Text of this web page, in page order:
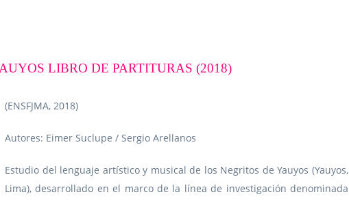
LIBRO DE PARTITURAS (2018)
(ENSFJMA, 2018)
Autores: Eimer Suclupe / Sergio Arellanos
Estudio del lenguaje artístico y musical de los Negritos de Yauyos (Yauyos,
Lima), desarrollado en el marco de la línea de investigación denominada